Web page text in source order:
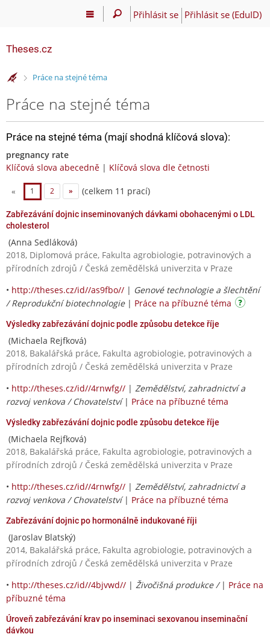
Přihlásit se Přihlásit se (EduID)
Theses.cz
>Práce na stejné téma
Práce na stejné téma
Práce na stejné téma (mají shodná klíčová slova):
pregnancy rate
Klíčová slova abecedně | Klíčová slova dle četnosti
« 1 2 » (celkem 11 prací)
Zabřezávání dojnic inseminovaných dávkami obohacenými o LDL
cholesterol
(Anna Sedláková)
2018, Diplomová práce, Fakulta agrobiologie, potravinových a
přírodních zdrojů / Česká zemědělská univerzita v Praze
• http://theses.cz/id//as9fbo// | Genové technologie a šlechtění
/ Reprodukční biotechnologie| Práce na příbuzné téma
Výsledky zabřezávání dojnic podle způsobu detekce říje
(Michaela Rejfková)
2018, Bakalářská práce, Fakulta agrobiologie, potravinových a
přírodních zdrojů / Česká zemědělská univerzita v Praze
• http://theses.cz/id//4rnwfg// | Zemědělství, zahradnictví a
rozvoj venkova / Chovatelství| Práce na příbuzné téma
Výsledky zabřezávání dojnic podle způsobu detekce říje
(Michaela Rejfková)
2018, Bakalářská práce, Fakulta agrobiologie, potravinových a
přírodních zdrojů / Česká zemědělská univerzita v Praze
• http://theses.cz/id//4rnwfg// | Zemědělství, zahradnictví a
rozvoj venkova / Chovatelství| Práce na příbuzné téma
Zabřezávání dojnic po hormonálně indukované říji
(Jaroslav Blatský)
2014, Bakalářská práce, Fakulta agrobiologie, potravinových a
přírodních zdrojů / Česká zemědělská univerzita v Praze
• http://theses.cz/id//4bjvwd// | Živočišná produkce / | Práce na
příbuzné téma
Úroveň zabřezávání krav po inseminaci sexovanou inseminační
dávkou